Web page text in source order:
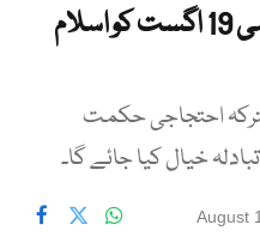
حزب اختلاف کی اے پی سی 19 اگست کو اسلام
احتجاجی حکمت
خیال کیا جائے گا۔
August